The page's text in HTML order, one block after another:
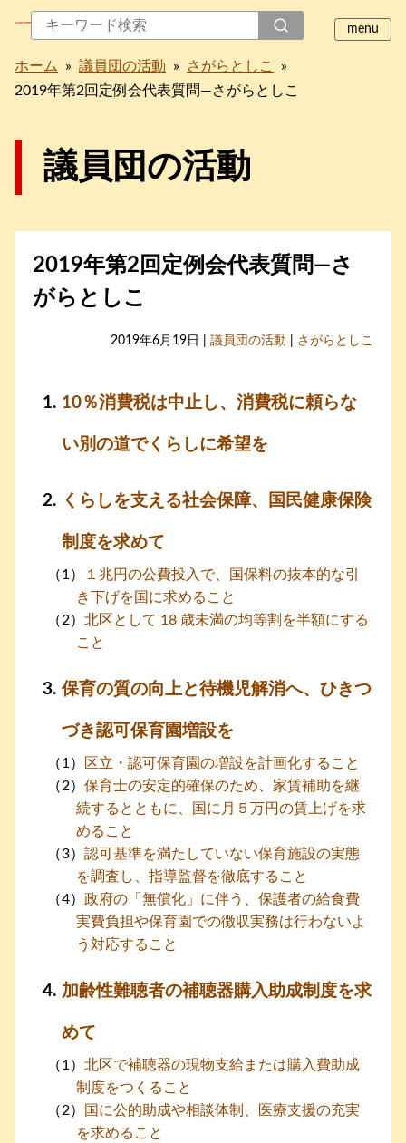
ホーム » 議員団の活動 » さがらとしこ
»
2019年第2回定例会代表質問―さがらとしこ
議員団の活動
2019年第2回定例会代表質問―さ
がらとしこ
2019年6月19日 | 議員団の活動 さがらとしこ
10％消費税は中止し、消費税に頼らな
い別の道でくらしに希望を
くらしを支える社会保障、国民健康保険
制度を求めて
１兆円の公費投入で、国保料の抜本的な引
き下げを国に求めること
北区として 18 歳未満の均等割を半額にする
こと
保育の質の向上と待機児解消へ、ひきつ
づき認可保育園増設を
区立・認可保育園の増設を計画化すること
保育士の安定的確保のため、家賃補助を継
続するとともに、国に月５万円の賃上げを求
めること
認可基準を満たしていない保育施設の実態
を調査し、指導監督を徹底すること
政府の「無償化」に伴う、保護者の給食費
実費負担や保育園での徴収実務は行わないよ
う対応すること
加齢性難聴者の補聴器購入助成制度を求
めて
北区で補聴器の現物支給または購入費助成
制度をつくること
国に公的助成や相談体制、医療支援の充実
を求めること